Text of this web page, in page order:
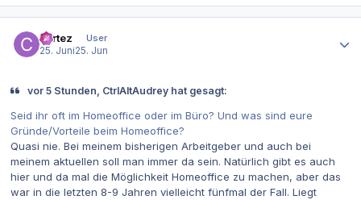
cortez
User
25. Juni25. Jun
vor 5 Stunden, CtrlAltAudrey hat gesagt:
Seid ihr oft im Homeoffice oder im Büro? Und was sind eure
Gründe/Vorteile beim Homeoffice?
Quasi nie. Bei meinem bisherigen Arbeitgeber und auch bei
meinem aktuellen soll man immer da sein. Natürlich gibt es auch
hier und da mal die Möglichkeit Homeoffice zu machen, aber das
war in die letzten 8-9 Jahren vielleicht fünfmal der Fall. Liegt